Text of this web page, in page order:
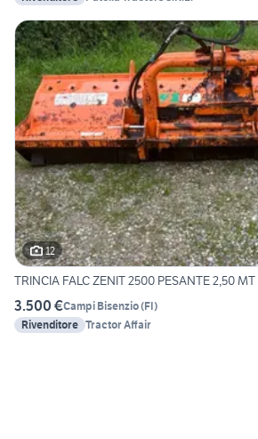
12
TRINCIA FALC ZENIT 2500 PESANTE 2,50
3.500 €Campi Bisenzio(FI)
Rivenditore Tractor Affair